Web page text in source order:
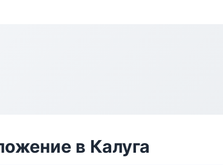
в Калуга